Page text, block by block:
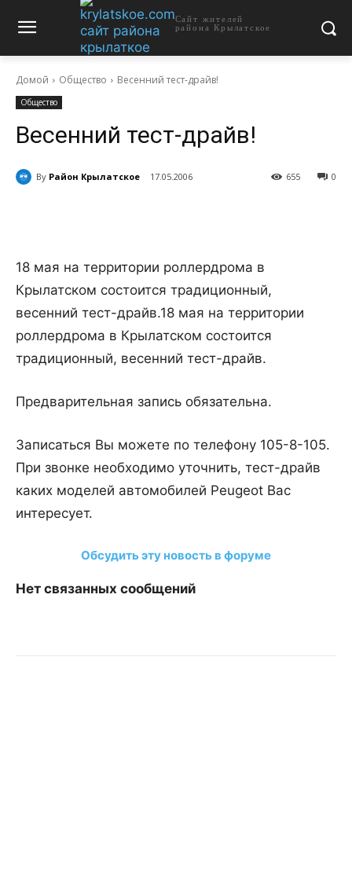
Сайт жителей
района Крылатское
Домой Общество Весенний тест-драйв!
Общество
Весенний тест-драйв!
By Район Крылатское 17.05.2006 0
655
18 мая на территории роллердрома в
Крылатском состоится традиционный,
весенний тест-драйв.18 мая на территории
роллердрома в Крылатском состоится
традиционный, весенний тест-драйв.
Предварительная запись обязательна.
Записаться Вы можете по телефону 105-8-105.
При звонке необходимо уточнить, тест-драйв
каких моделей автомобилей Peugeot Вас
интересует.
Обсудить эту новость в форуме
Нет связанных сообщений